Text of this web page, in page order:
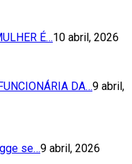
É…10 abril, 2026
DA…9 abril,
se…9 abril, 2026